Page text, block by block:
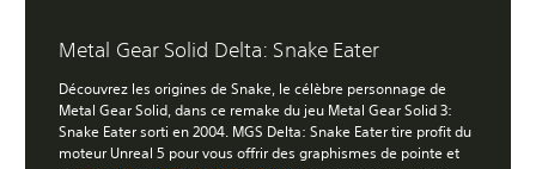
Metal Gear Solid Delta: Snake Eater
Découvrez les origines de Snake, le célèbre personnage de
Metal Gear Solid, dans ce remake du jeu Metal Gear Solid 3:
Snake Eater sorti en 2004. MGS Delta: Snake Eater tire profit du
moteur Unreal 5 pour vous offrir des graphismes de pointe et